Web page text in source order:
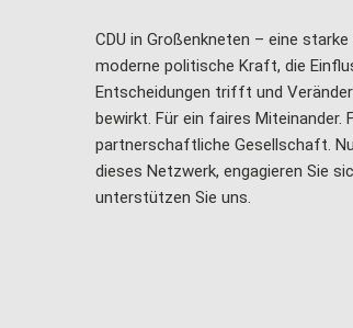
CDU in Großenkneten – eine starke
moderne politische Kraft, die
Entscheidungen trifft und
bewirkt. Für ein faires Miteinander.
partnerschaftliche Gesellschaft.
dieses Netzwerk, engagieren Sie
unterstützen Sie uns.